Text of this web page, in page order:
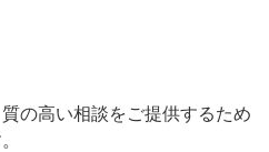
の高い相談をご提供するため